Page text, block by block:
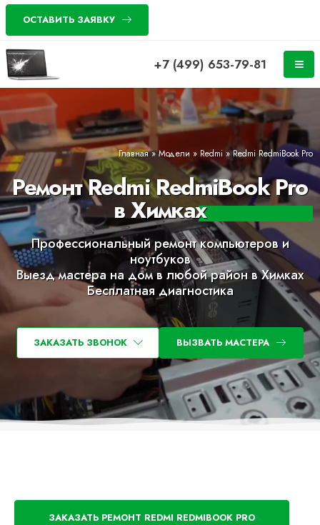
ОСТАВИТЬ ЗАЯВКУ
+7 (499) 653-79-81
Главная»Модели » Redmi »Redmi RedmiBook Pro
Ремонт Redmi RedmiBook Pro
в Химках
Профессиональный ремонт компьютеров и
ноутбуков
Выезд мастера на дом в любой район в Химках
Бесплатная диагностика
ЗАКАЗАТЬ ЗВОНОК ВЫЗВАТЬ МАСТЕРА
ЗАКАЗАТЬ РЕМОНТ REDMI REDMIBOOK PRO